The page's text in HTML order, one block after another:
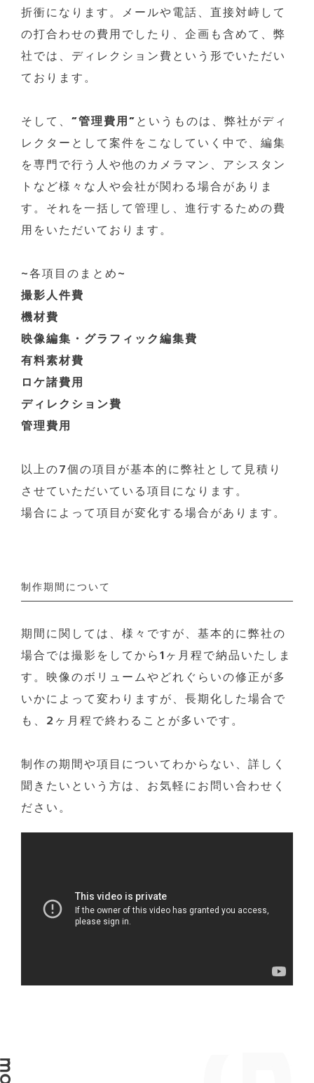
折衝になります。メールや電話、直接対峙して
の打合わせの費用でしたり、企画も含めて、弊
社では、ディレクション費という形でいただい
ております。
そして、 ”管理費用”というものは、弊社がディ
レクターとして案件をこなしていく中で、編集
を専門で行う人や他のカメラマン、アシスタン
トなど様々な人や会社が関わる場合がありま
す。それを一括して管理し、進行するための費
用をいただいております。
~各項目のまとめ~
撮影人件費
機材費
映像編集・グラフィック編集費
有料素材費
ロケ諸費用
ディレクション費
管理費用
以上の7個の項目が基本的に弊社として見積り
させていただいている項目になります。
場合によって項目が変化する場合があります。
制作期間について
期間に関しては、様々ですが、基本的に弊社の
場合では撮影をしてから1ヶ月程で納品いたしま
す。映像のボリュームやどれぐらいの修正が多
いかによって変わりますが、長期化した場合で
も、2ヶ月程で終わることが多いです。
制作の期間や項目についてわからない、詳しく
聞きたいという方は、お気軽にお問い合わせく
ださい。